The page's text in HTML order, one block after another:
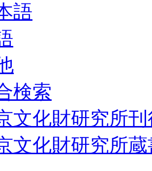
語
検索
文化財研究所
文化財研究所